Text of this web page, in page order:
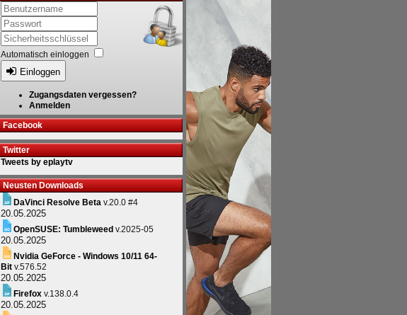
Automatisch einloggen
Einloggen
Zugangsdaten vergessen?
Anmelden
Facebook
Twitter
Tweets by eplaytv
Neusten Downloads
DaVinci Resolve Beta v.20.0 #4
20.05.2025
OpenSUSE: Tumbleweed v.2025-05
20.05.2025
Nvidia GeForce - Windows 10/11 64-
Bit v.576.52
20.05.2025
Firefox v.138.0.4
20.05.2025